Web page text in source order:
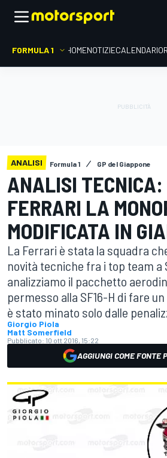
FORMULA 1 HOMENOTIZIECALENDARIO
ANALISI Formula 1 GP del Giappone
ANALISI
FERRARI LA
MODIFICATA IN
La Ferrari è stata la squadra
novità tecniche fra i top team a
analizziamo il pacchetto
permesso alla SF16-H di fare
è stato minato solo dalle
Giorgio Piola
Matt Somerfield
Pubblicato: 10 ott 2016, 15:22
AGGIUNGI COME FONTE